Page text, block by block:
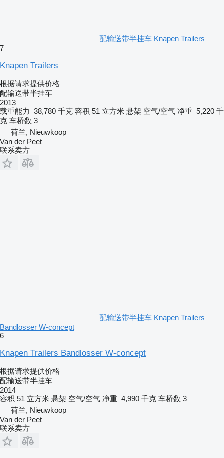
配输送带半挂车 Knapen Trailers
7
Knapen Trailers
根据请求提供价格
配输送带半挂车
2013
载重能力 38,780 千克 容积 51 立方米 悬架 空气/空气 净重 5,220 千
克 车桥数 3
荷兰, Nieuwkoop
Van der Peet
联系卖方
配输送带半挂车 Knapen Trailers
Bandlosser W-concept
6
Knapen Trailers Bandlosser W-concept
根据请求提供价格
配输送带半挂车
2014
容积 51 立方米 悬架 空气/空气 净重 4,990 千克 车桥数 3
荷兰, Nieuwkoop
Van der Peet
联系卖方